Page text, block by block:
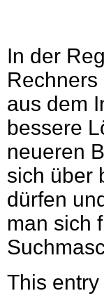
In der
aus dem
bessere
neueren
sich über
dürfen
man sich
This